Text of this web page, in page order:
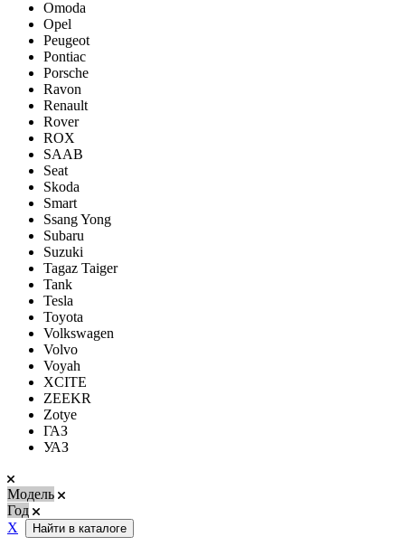
Omoda
Opel
Peugeot
Pontiac
Porsсhe
Ravon
Renault
Rover
ROX
SAAB
Seat
Skoda
Smart
Ssang Yong
Subaru
Suzuki
Tagaz Taiger
Tank
Tesla
Toyota
Volkswagen
Volvo
Voyah
XCITE
ZEEKR
Zotye
ГАЗ
УАЗ
Модель
Год
Х
Найти в каталоге